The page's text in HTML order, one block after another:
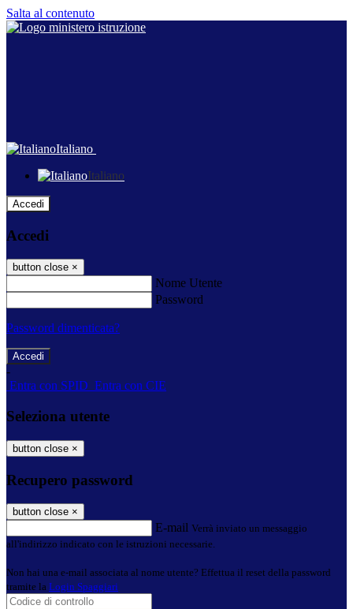
Salta al contenuto
Italiano
Italiano
Accedi
Accedi
button close ×
Nome Utente
Password
Password dimenticata?
-
Entra con SPID Entra con CIE
Seleziona utente
button close ×
Recupero password
button close ×
E-mail Verrà inviato un messaggio
all'indirizzo indicato con le istruzioni necessarie.
Non hai una e-mail associata al nome utente? Effettua il reset della password
tramite la Login Spaggiari